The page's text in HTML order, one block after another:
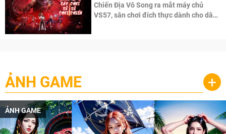
Chiến Địa Vô Song ra mắt máy chủ
VS57, sân chơi đích thực dành cho dân
ẢNH GAME +
ẢNH GAME